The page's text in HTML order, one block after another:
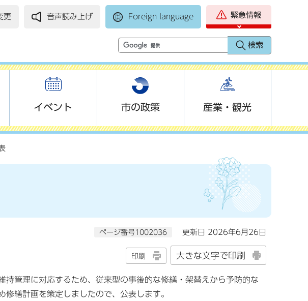
更 音声読み上げ Foreign language 緊急情報
イベント 市の政策 産業・観光
ページ番号1002036 更新日 2026年6月26日
印刷 大きな文字で印刷
持管理に対応するため、従来型の事後的な修繕・架替えから予防的な
繕計画を策定しましたので、公表します。